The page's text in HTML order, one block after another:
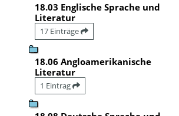
18.03 Englische Sprache und
Literatur
17 Einträge
18.06 Angloamerikanische
Literatur
1 Eintrag